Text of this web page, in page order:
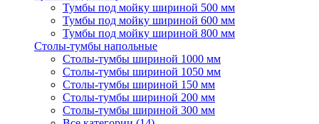
Тумбы под мойку шириной 500 мм
Тумбы под мойку шириной 600 мм
Тумбы под мойку шириной 800 мм
Столы-тумбы напольные
Столы-тумбы шириной 1000 мм
Столы-тумбы шириной 1050 мм
Столы-тумбы шириной 150 мм
Столы-тумбы шириной 200 мм
Столы-тумбы шириной 300 мм